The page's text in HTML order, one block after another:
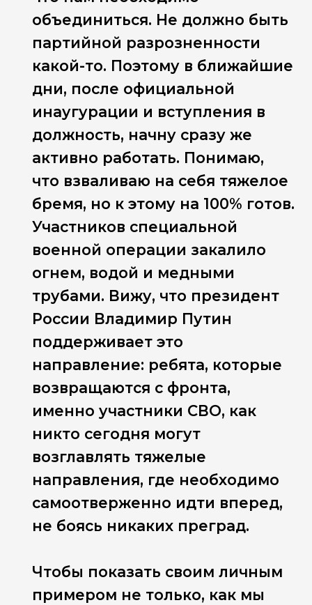
объединиться. Не должно быть
партийной разрозненности
какой-то. Поэтому в ближайшие
дни, после официальной
инаугурации и вступления в
должность, начну сразу же
активно работать. Понимаю,
что взваливаю на себя тяжелое
бремя, но к этому на 100% готов.
Участников специальной
военной операции закалило
огнем, водой и медными
трубами. Вижу, что президент
России Владимир Путин
поддерживает это
направление: ребята, которые
возвращаются с фронта,
именно участники СВО, как
никто сегодня могут
возглавлять тяжелые
направления, где необходимо
самоотверженно идти вперед,
не боясь никаких преград.
Чтобы показать своим личным
примером не только, как мы